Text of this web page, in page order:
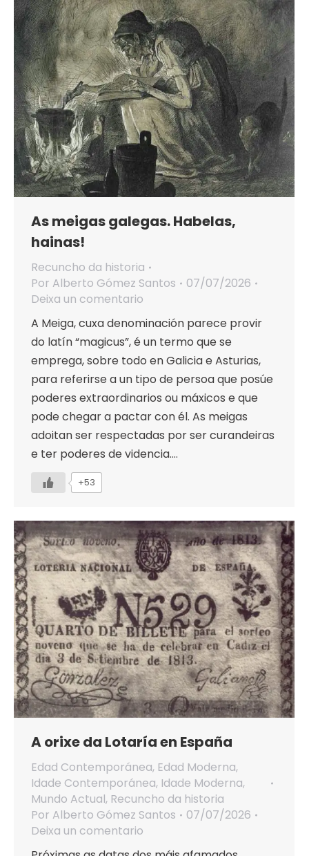
As meigas galegas. Habelas,
hainas!
Recuncho da historia
Por Alberto Gómez Santos
07/07/2026
Deixa un comentario
A Meiga, cuxa denominación parece provir
do latín “magicus”, é un termo que se
emprega, sobre todo en Galicia e Asturias,
para referirse a un tipo de persoa que posúe
poderes extraordinarios ou máxicos e que
pode chegar a pactar con él. As meigas
adoitan ser respectadas por ser curandeiras
e ter poderes de videncia.…
+53
A orixe da Lotaría en España
Edad Contemporánea, Edad Moderna,
Idade Contemporánea, Idade Moderna,
Mundo Actual, Recuncho da historia
Por Alberto Gómez Santos
07/07/2026
Deixa un comentario